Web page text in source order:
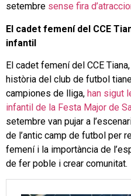
setembre sense fira
El cadet femení del CCE
infantil
El cadet femení del CCE
història del club de futbol
campiones de lliga, han sigut
infantil de la Festa Major de
setembre van pujar a
de l’antic camp de futbol per
femení i la importància de
de fer poble i crear comunitat.